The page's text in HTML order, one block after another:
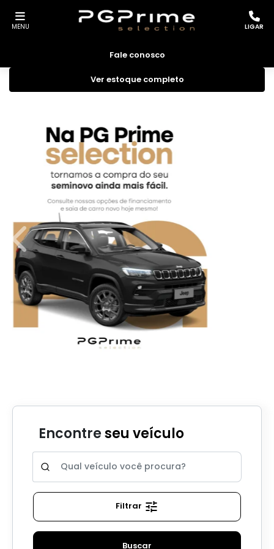
MENU LIGAR
Fale conosco
Ver estoque completo
templates.template-
Encontreseu veículo
Filtrar
Buscar